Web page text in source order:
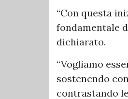
“Con questa
fondamentale
dichiarato.
“Vogliamo
sostenendo
contrastando